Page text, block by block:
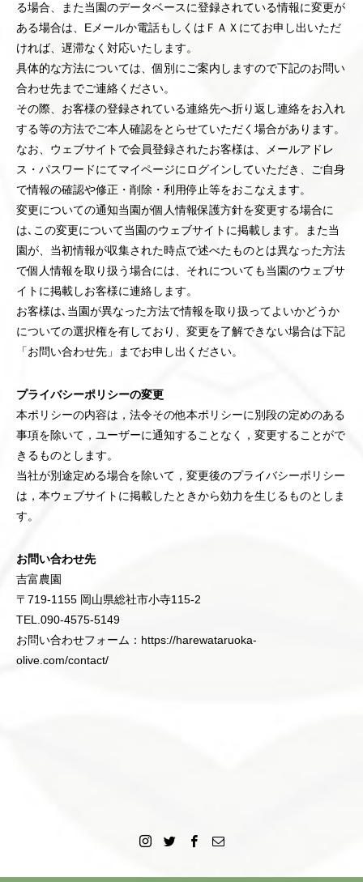
る場合、また当園のデータベースに登録されている情報に変更が
ある場合は、Eメールか電話もしくはＦＡＸにてお申し出いただ
ければ、遅滞なく対応いたします。
具体的な方法については、個別にご案内しますので下記のお問い
合わせ先までご連絡ください。
その際、お客様の登録されている連絡先へ折り返し連絡をお入れ
する等の方法でご本人確認をとらせていただく場合があります。
なお、ウェブサイトで会員登録されたお客様は、メールアドレ
ス・パスワードにてマイページにログインしていただき、ご自身
で情報の確認や修正・削除・利用停止等をおこなえます。
変更についての通知当園が個人情報保護方針を変更する場合に
は､この変更について当園のウェブサイトに掲載します。また当
園が、当初情報が収集された時点で述べたものとは異なった方法
で個人情報を取り扱う場合には、それについても当園のウェブサ
イトに掲載しお客様に連絡します。
お客様は､当園が異なった方法で情報を取り扱ってよいかどうか
についての選択権を有しており、変更を了解できない場合は下記
「お問い合わせ先」までお申し出ください。
プライバシーポリシーの変更
本ポリシーの内容は，法令その他本ポリシーに別段の定めのある
事項を除いて，ユーザーに通知することなく，変更することがで
きるものとします。
当社が別途定める場合を除いて，変更後のプライバシーポリシー
は，本ウェブサイトに掲載したときから効力を生じるものとしま
す。
お問い合わせ先
吉富農園
〒719-1155 岡山県総社市小寺115-2
TEL.090-4575-5149
お問い合わせフォーム： https://harewataruoka-
olive.com/contact/